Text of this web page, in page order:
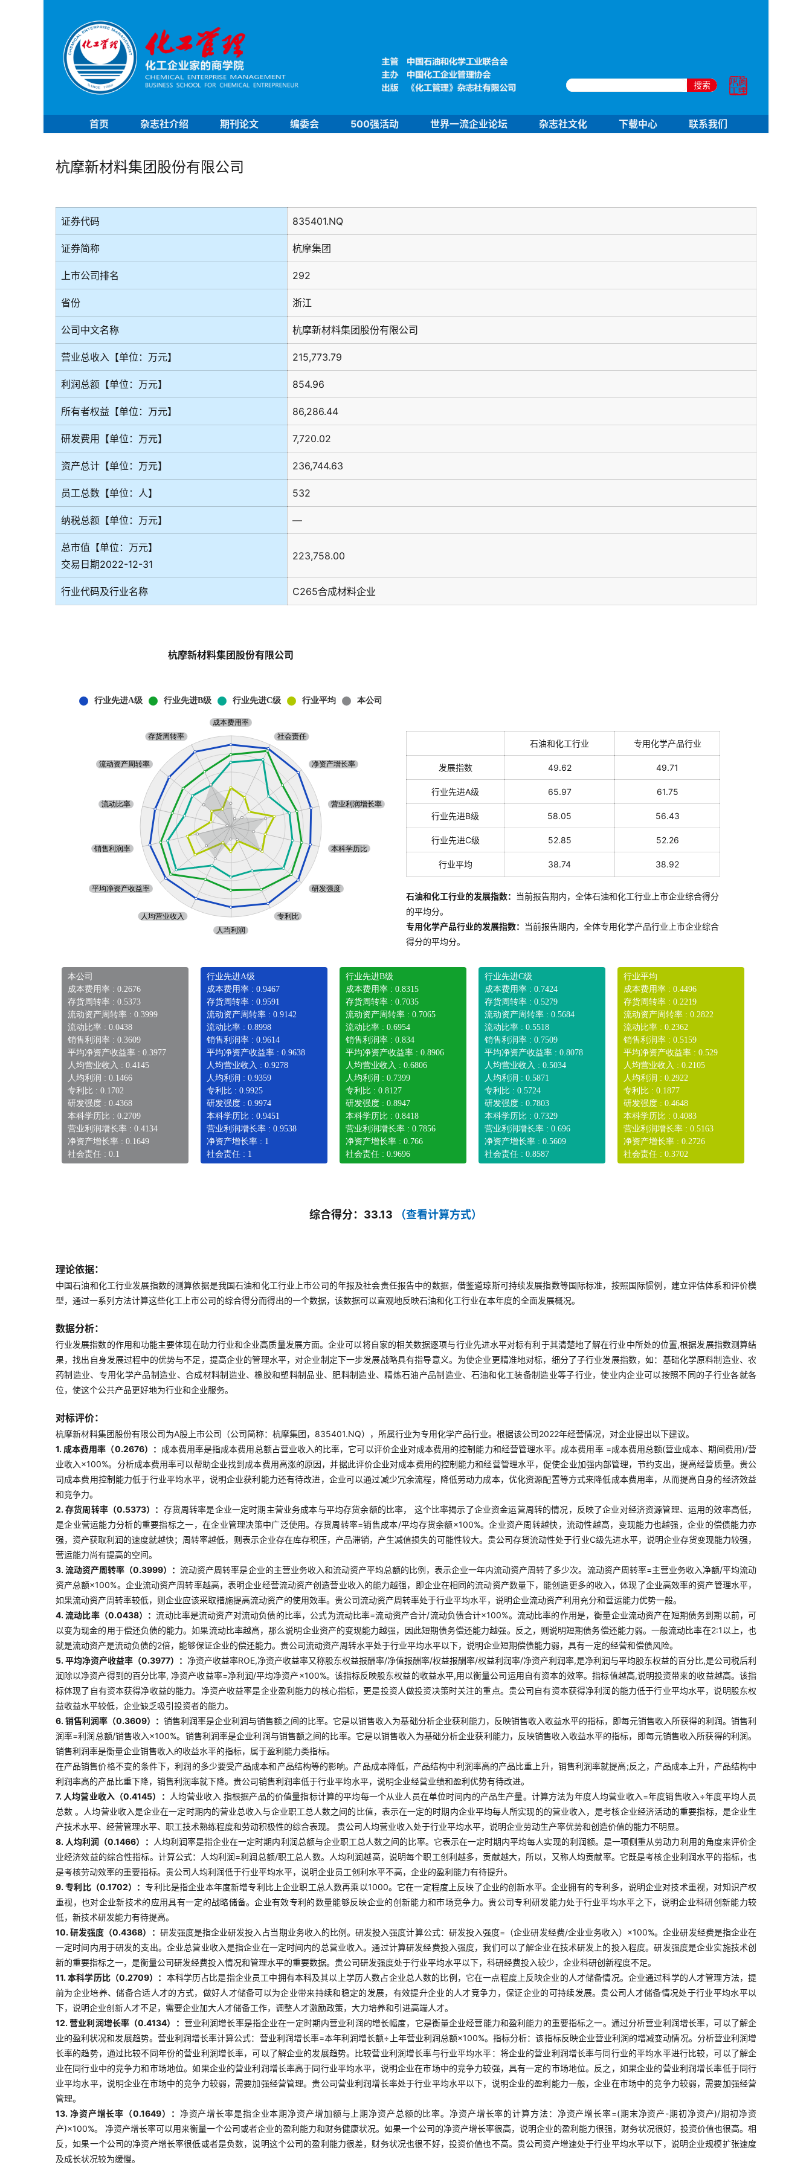
搜索
首页 杂志社介绍 期刊论文 编委会 500强活动 世界一流企业论坛 杂志社文化 下载中心 联系我们
杭摩新材料集团股份有限公司
证券代码 835401.NQ
证券简称 杭摩集团
上市公司排名 292
省份 浙江
公司中文名称 杭摩新材料集团股份有限公司
营业总收入【单位：万元】 215,773.79
利润总额【单位：万元】 854.96
所有者权益【单位：万元】 86,286.44
研发费用【单位：万元】 7,720.02
资产总计【单位：万元】 236,744.63
员工总数【单位：人】 532
纳税总额【单位：万元】 —
总市值【单位：万元】
交易日期2022-12-31
223,758.00
行业代码及行业名称 C265合成材料企业
杭摩新材料集团股份有限公司
石油和化工行业 专用化学产品行业
发展指数 49.62 49.71
行业先进A级 65.97 61.75
行业先进B级 58.05 56.43
行业先进C级 52.85 52.26
行业平均 38.74 38.92
石油和化工行业的发展指数： 当前报告期内，全体石油和化工行业上市企业综合得分
的平均分。
专用化学产品行业的发展指数： 当前报告期内，全体专用化学产品行业 上市企业综合
得分的平均分。
本公司
成本费用率 : 0.2676
存货周转率 : 0.5373
流动资产周转率 : 0.3999
流动比率 : 0.0438
销售利润率 : 0.3609
平均净资产收益率 : 0.3977
人均营业收入 : 0.4145
人均利润 : 0.1466
专利比 : 0.1702
研发强度 : 0.4368
本科学历比 : 0.2709
营业利润增长率 : 0.4134
净资产增长率 : 0.1649
社会责任 : 0.1
行业先进A级
成本费用率 : 0.9467
存货周转率 : 0.9591
流动资产周转率 : 0.9142
流动比率 : 0.8998
销售利润率 : 0.9614
平均净资产收益率 : 0.9638
人均营业收入 : 0.9278
人均利润 : 0.9359
专利比 : 0.9925
研发强度 : 0.9974
本科学历比 : 0.9451
营业利润增长率 : 0.9538
净资产增长率 : 1
社会责任 : 1
行业先进B级
成本费用率 : 0.8315
存货周转率 : 0.7035
流动资产周转率 : 0.7065
流动比率 : 0.6954
销售利润率 : 0.834
平均净资产收益率 : 0.8906
人均营业收入 : 0.6806
人均利润 : 0.7399
专利比 : 0.8127
研发强度 : 0.8947
本科学历比 : 0.8418
营业利润增长率 : 0.7856
净资产增长率 : 0.766
社会责任 : 0.9696
行业先进C级
成本费用率 : 0.7424
存货周转率 : 0.5279
流动资产周转率 : 0.5684
流动比率 : 0.5518
销售利润率 : 0.7509
平均净资产收益率 : 0.8078
人均营业收入 : 0.5034
人均利润 : 0.5871
专利比 : 0.5724
研发强度 : 0.7803
本科学历比 : 0.7329
营业利润增长率 : 0.696
净资产增长率 : 0.5609
社会责任 : 0.8587
行业平均
成本费用率 : 0.4496
存货周转率 : 0.2219
流动资产周转率 : 0.2822
流动比率 : 0.2362
销售利润率 : 0.5159
平均净资产收益率 : 0.529
人均营业收入 : 0.2105
人均利润 : 0.2922
专利比 : 0.1877
研发强度 : 0.4648
本科学历比 : 0.4083
营业利润增长率 : 0.5163
净资产增长率 : 0.2726
社会责任 : 0.3702
综合得分：33.13 （查看计算方式）
理论依据：
中国石油和化工行业发展指数的测算依据是我国石油和化工行业上市公司的年报及社会责任报告中的数据，借鉴道琼斯可持续发展指数等国际标准，按照国际惯例，建立评估体系和评价模
型，通过一系列方法计算这些化工上市公司的综合得分而得出的一个数据，该数据可以直观地反映石油和化工行业在本年度的全面发展概况。
数据分析：
行业发展指数的作用和功能主要体现在助力行业和企业高质量发展方面。企业可以将自家的相关数据逐项与行业先进水平对标有利于其清楚地了解在行业中所处的位置,根据发展指数测算结
果，找出自身发展过程中的优势与不足，提高企业的管理水平，对企业制定下一步发展战略具有指导意义。为使企业更精准地对标，细分了子行业发展指数，如：基础化学原料制造业、农
药制造业、专用化学产品制造业、合成材料制造业、橡胶和塑料制品业、肥料制造业、精炼石油产品制造业、石油和化工装备制造业等子行业，使业内企业可以按照不同的子行业各就各
位，使这个公共产品更好地为行业和企业服务。
对标评价：
杭摩新材料集团股份有限公司为A股上市公司（公司简称：杭摩集团，835401.NQ），所属行业为专用化学产品行业。根据该公司2022年经营情况，对企业提出以下建议。
1. 成本费用率（0.2676）： 成本费用率是指成本费用总额占营业收入的比率，它可以评价企业对成本费用的控制能力和经营管理水平。成本费用率 =成本费用总额(营业成本、期间费用)/营
业收入×100%。分析成本费用率可以帮助企业找到成本费用高涨的原因，并据此评价企业对成本费用的控制能力和经营管理水平，促使企业加强内部管理，节约支出，提高经营质量。贵公
司成本费用控制能力低于行业平均水平，说明企业获利能力还有待改进，企业可以通过减少冗余流程，降低劳动力成本，优化资源配置等方式来降低成本费用率，从而提高自身的经济效益
和竞争力。
2. 存货周转率（0.5373）： 存货周转率是企业一定时期主营业务成本与平均存货余额的比率， 这个比率揭示了企业资金运营周转的情况，反映了企业对经济资源管理、运用的效率高低，
是企业营运能力分析的重要指标之一，在企业管理决策中广泛使用。存货周转率=销售成本/平均存货余额×100%。企业资产周转越快，流动性越高，变现能力也越强，企业的偿债能力亦
强，资产获取利润的速度就越快；周转率越低，则表示企业存在库存积压，产品滞销，产生减值损失的可能性较大。贵公司存货流动性处于行业C级先进水平，说明企业存货变现能力较强，
营运能力尚有提高的空间。
3. 流动资产周转率（0.3999）：流动资产周转率是企业的主营业务收入和流动资产平均总额的比例，表示企业一年内流动资产周转了多少次。流动资产周转率=主营业务收入净额/平均流动
资产总额×100%。企业流动资产周转率越高，表明企业经营流动资产创造营业收入的能力越强，即企业在相同的流动资产数量下，能创造更多的收入，体现了企业高效率的资产管理水平，
如果流动资产周转率较低，则企业应该采取措施提高流动资产的使用效率。贵公司流动资产周转率处于行业平均水平，说明企业流动资产利用充分和营运能力优势一般。
4. 流动比率（0.0438）：流动比率是流动资产对流动负债的比率，公式为流动比率=流动资产合计/流动负债合计×100%。流动比率的作用是，衡量企业流动资产在短期债务到期以前，可
以变为现金的用于偿还负债的能力。如果流动比率越高，那么说明企业资产的变现能力越强，因此短期债务偿还能力越强。反之，则说明短期债务偿还能力弱。一般流动比率在2:1以上，也
就是流动资产是流动负债的2倍，能够保证企业的偿还能力。贵公司流动资产周转水平处于行业平均水平以下，说明企业短期偿债能力弱，具有一定的经营和偿债风险。
5. 平均净资产收益率（0.3977）： 净资产收益率ROE,净资产收益率又称股东权益报酬率/净值报酬率/权益报酬率/权益利润率/净资产利润率,是净利润与平均股东权益的百分比,是公司税后利
润除以净资产得到的百分比率, 净资产收益率=净利润/平均净资产×100%。该指标反映股东权益的收益水平,用以衡量公司运用自有资本的效率。指标值越高,说明投资带来的收益越高。该指
标体现了自有资本获得净收益的能力。净资产收益率是企业盈利能力的核心指标，更是投资人做投资决策时关注的重点。贵公司自有资本获得净利润的能力低于行业平均水平，说明股东权
益收益水平较低，企业缺乏吸引投资者的能力。
6. 销售利润率（0.3609）：销售利润率是企业利润与销售额之间的比率。它是以销售收入为基础分析企业获利能力，反映销售收入收益水平的指标，即每元销售收入所获得的利润。销售利
润率=利润总额/销售收入×100%。销售利润率是企业利润与销售额之间的比率。它是以销售收入为基础分析企业获利能力，反映销售收入收益水平的指标，即每元销售收入所获得的利润。
销售利润率是衡量企业销售收入的收益水平的指标，属于盈利能力类指标。
在产品销售价格不变的条件下，利润的多少要受产品成本和产品结构等的影响。产品成本降低，产品结构中利润率高的产品比重上升，销售利润率就提高;反之，产品成本上升，产品结构中
利润率高的产品比重下降，销售利润率就下降。贵公司销售利润率低于行业平均水平，说明企业经营业绩和盈利优势有待改进。
7. 人均营业收入（0.4145）：
人均营业收入 指根据产品的价值量指标计算的平均每一个从业人员在单位时间内的产品生产量。计算方法为年度人均营业收入=年度销售收入÷年度平均人员
总数 。人均营业收入是企业在一定时期内的营业总收入与企业职工总人数之间的比值，表示在一定的时期内企业平均每人所实现的的营业收入，是考核企业经济活动的重要指标，是企业生
产技术水平、经营管理水平、职工技术熟练程度和劳动积极性的综合表现。 贵公司人均营业收入处于行业平均水平，说明企业劳动生产率优势和创造价值的能力不明显。
8. 人均利润（0.1466）：
人均利润率是指企业在一定时期内利润总额与企业职工总人数之间的比率。它表示在一定时期内平均每人实现的利润额。是一项侧重从劳动力利用的角度来评价企
业经济效益的综合性指标。计算公式：人均利润=利润总额/职工总人数。人均利润越高，说明每个职工创利越多，贡献越大，所以，又称人均贡献率。它既是考核企业利润水平的指标，也
是考核劳动效率的重要指标。贵公司人均利润低于行业平均水平，说明企业员工创利水平不高，企业的盈利能力有待提升。
9. 专利比（0.1702）：专利比是指企业本年度新增专利比上企业职工总人数再乘以1000。它在一定程度上反映了企业的创新水平。企业拥有的专利多，说明企业对技术重视，对知识产权
重视，也对企业新技术的应用具有一定的战略储备。企业有效专利的数量能够反映企业的创新能力和市场竞争力。贵公司专利研发能力处于行业平均水平之下，说明企业科研创新能力较
低，新技术研发能力有待提高。
10. 研发强度（0.4368）： 研发强度是指企业研发投入占当期业务收入的比例。研发投入强度计算公式：研发投入强度=（企业研发经费/企业业务收入）×100%。企业研发经费是指企业在
一定时间内用于研发的支出。企业总营业收入是指企业在一定时间内的总营业收入。通过计算研发经费投入强度，我们可以了解企业在技术研发上的投入程度。研发强度是企业实施技术创
新的重要指标之一，是衡量公司研发经费投入情况和管理水平的重要数据。贵公司研发强度处于行业平均水平以下，科研经费投入较少，企业科研创新程度不足。
11. 本科学历比（0.2709）： 本科学历占比是指企业员工中拥有本科及其以上学历人数占企业总人数的比例，它在一点程度上反映企业的人才储备情况。企业通过科学的人才管理方法，提
前为企业培养、储备合适人才的方式，做好人才储备可以为企业带来持续和稳定的发展，有效提升企业的人才竞争力，保证企业的可持续发展。贵公司人才储备情况处于行业平均水平以
下，说明企业创新人才不足，需要企业加大人才储备工作，调整人才激励政策，大力培养和引进高端人才。
12. 营业利润增长率（0.4134）： 营业利润增长率是指企业在一定时期内营业利润的增长幅度，它是衡量企业经营能力和盈利能力的重要指标之一。通过分析营业利润增长率，可以了解企
业的盈利状况和发展趋势。营业利润增长率计算公式：营业利润增长率=本年利润增长额÷上年营业利润总额×100%。指标分析：该指标反映企业营业利润的增减变动情况。分析营业利润增
长率的趋势，通过比较不同年份的营业利润增长率，可以了解企业的发展趋势。比较营业利润增长率与行业平均水平：将企业的营业利润增长率与同行业的平均水平进行比较，可以了解企
业在同行业中的竞争力和市场地位。如果企业的营业利润增长率高于同行业平均水平，说明企业在市场中的竞争力较强，具有一定的市场地位。反之，如果企业的营业利润增长率低于同行
业平均水平，说明企业在市场中的竞争力较弱，需要加强经营管理。贵公司营业利润增长率处于行业平均水平以下，说明企业的盈利能力一般，企业在市场中的竞争力较弱，需要加强经营
管理。
13. 净资产增长率（0.1649）： 净资产增长率是指企业本期净资产增加额与上期净资产总额的比率。净资产增长率的计算方法：净资产增长率=(期末净资产-期初净资产)/期初净资
产)×100%。 净资产增长率可以用来衡量一个公司或者企业的盈利能力和财务健康状况。如果一个公司的净资产增长率很高，说明企业的盈利能力很强，财务状况很好，投资价值也很高。相
反，如果一个公司的净资产增长率很低或者是负数，说明这个公司的盈利能力很差，财务状况也很不好，投资价值也不高。贵公司资产增速处于行业平均水平以下，说明企业规模扩张速度
及成长状况较为缓慢。